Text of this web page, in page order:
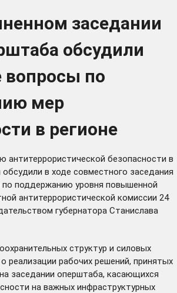
заседании
обсудили
по
мер
в регионе
антитеррористической безопасности в
в ходе совместного заседания
по поддержанию уровня повышенной
антитеррористической комиссии 24
губернатора Станислава
структур и силовых
реализации рабочих решений, принятых
заседании оперштаба, касающихся
на важных инфраструктурных